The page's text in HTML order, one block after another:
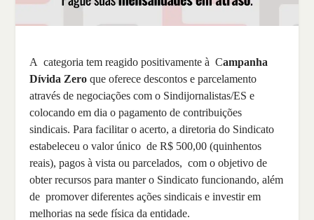
A categoria tem reagido positivamente à Campanha
Dívida Zero que oferece descontos e parcelamento
através de negociações com o Sindijornalistas/ES e
colocando em dia o pagamento de contribuições
sindicais. Para facilitar o acerto, a diretoria do Sindicato
estabeleceu o valor único de R$ 500,00 (quinhentos
reais), pagos à vista ou parcelados, com o objetivo de
obter recursos para manter o Sindicato funcionando, além
de promover diferentes ações sindicais e investir em
melhorias na sede física da entidade.